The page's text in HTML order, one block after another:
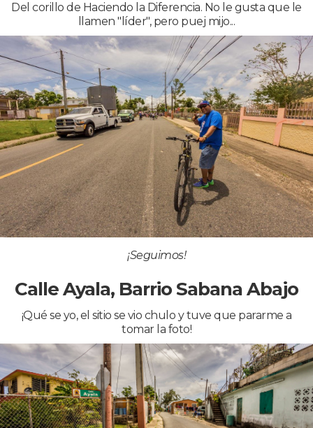
Del corillo de Haciendo la Diferencia. No le gusta que le
llamen "líder", pero puej mijo...
¡Seguimos!
Calle Ayala, Barrio Sabana Abajo
¡Qué se yo, el sitio se vio chulo y tuve que pararme a
tomar la foto!